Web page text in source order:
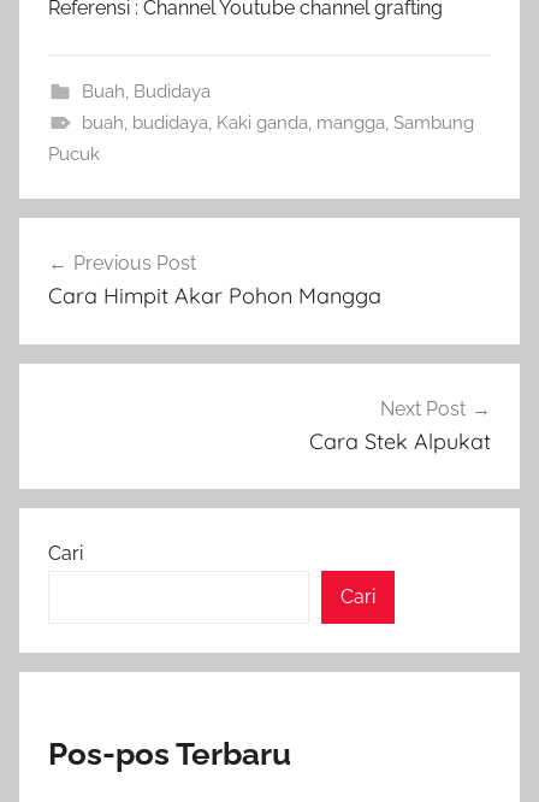
Referensi : Channel Youtube channel grafting
Buah, Budidaya
buah, budidaya, Kaki ganda, mangga, Sambung
Pucuk
pos
Previous Post
Cara Himpit Akar Pohon Mangga
Next Post
Cara Stek Alpukat
Cari
Cari
Pos-pos Terbaru